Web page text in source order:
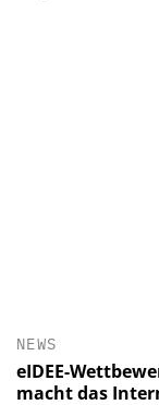
NEWS
eIDEE-
macht das